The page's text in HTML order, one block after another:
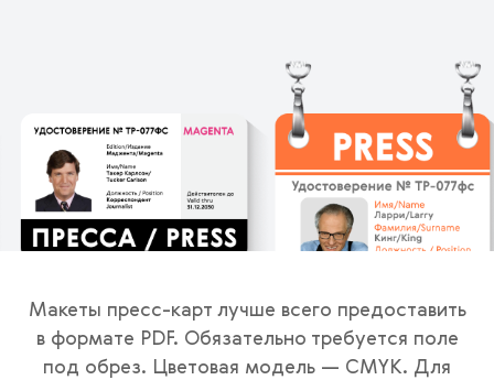
Макеты пресс-карт лучше всего предоставить
в формате PDF. Обязательно требуется поле
под обрез. Цветовая модель — CMYK. Для